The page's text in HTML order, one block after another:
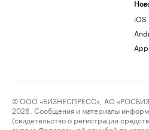
iOS
© ООО «БИЗНЕСПРЕСС», АО
2026. Сообщения и материалы
(свидетельство о регистрации